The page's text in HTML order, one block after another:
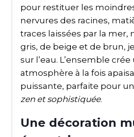
pour restituer les
nervures des racines,
traces laissées par la mer,
gris, de beige et de brun,
sur l’eau. L’ensemble crée
atmosphère à la fois
puissante, parfaite pour
zen et sophistiquée.
Une décoration